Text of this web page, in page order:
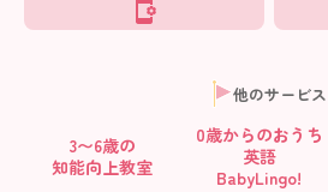
他のサービス
3〜6歳の
知能向上教室
0歳からのおうち
英語
BabyLingo!